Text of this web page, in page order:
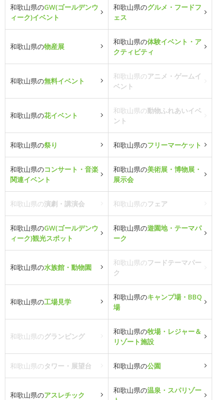
和歌山県のGW(ゴールデンウ
ィーク)イベント
和歌山県のグルメ・フードフ
ェス
和歌山県の物産展
和歌山県の体験イベント・ア
クティビティ
和歌山県の無料イベント
和歌山県のアニメ・ゲームイ
ベント
和歌山県の花イベント
和歌山県の動物ふれあいイベ
ント
和歌山県の祭り 和歌山県のフリーマーケット
和歌山県のコンサート・音楽
関連イベント
和歌山県の美術展・博物展・
展示会
和歌山県の演劇・講演会 和歌山県のフェア
和歌山県のGW(ゴールデンウ
ィーク)観光スポット
和歌山県の遊園地・テーマパ
ーク
和歌山県の水族館・動物園
和歌山県のフードテーマパー
ク
和歌山県の工場見学
和歌山県のキャンプ場・BBQ
場
和歌山県のグランピング
和歌山県の牧場・レジャー＆
リゾート施設
和歌山県のタワー・展望台 和歌山県の公園
和歌山県のアスレチック
和歌山県の温泉・スパリゾー